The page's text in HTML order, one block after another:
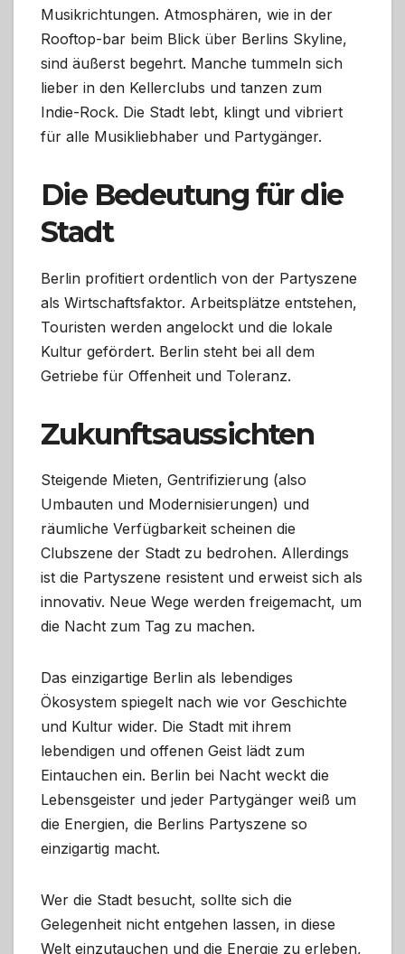
Musikrichtungen. Atmosphären, wie in der
Rooftop-bar beim Blick über Berlins Skyline,
sind äußerst begehrt. Manche tummeln sich
lieber in den Kellerclubs und tanzen zum
Indie-Rock. Die Stadt lebt, klingt und vibriert
für alle Musikliebhaber und Partygänger.
Die Bedeutung für die
Stadt
Berlin profitiert ordentlich von der Partyszene
als Wirtschaftsfaktor. Arbeitsplätze entstehen,
Touristen werden angelockt und die lokale
Kultur gefördert. Berlin steht bei all dem
Getriebe für Offenheit und Toleranz.
Zukunftsaussichten
Steigende Mieten, Gentrifizierung (also
Umbauten und Modernisierungen) und
räumliche Verfügbarkeit scheinen die
Clubszene der Stadt zu bedrohen. Allerdings
ist die Partyszene resistent und erweist sich als
innovativ. Neue Wege werden freigemacht, um
die Nacht zum Tag zu machen.
Das einzigartige Berlin als lebendiges
Ökosystem spiegelt nach wie vor Geschichte
und Kultur wider. Die Stadt mit ihrem
lebendigen und offenen Geist lädt zum
Eintauchen ein. Berlin bei Nacht weckt die
Lebensgeister und jeder Partygänger weiß um
die Energien, die Berlins Partyszene so
einzigartig macht.
Wer die Stadt besucht, sollte sich die
Gelegenheit nicht entgehen lassen, in diese
Welt einzutauchen und die Energie zu erleben,